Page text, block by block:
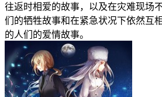
往返时相爱的故事，以及在灾难现场
们的牺牲故事和在紧急状况下依然互
的人们的爱情故事。